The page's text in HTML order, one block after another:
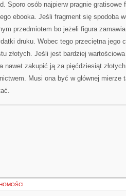
Sporo osób najpierw pragnie
ebooka. Jeśli fragment się spodoba
przedmiotem bo jeżeli figura
druku. Wobec tego przeciętna jego
złotych. Jeśli jest bardziej
nawet zakupić ją za pięćdziesiąt
Musi ona być w głównej mierze